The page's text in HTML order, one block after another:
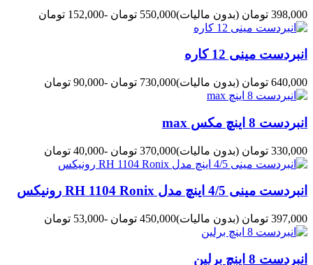
398,000 تومان (بدون مالیات)550,000 تومان -152,000 تومان
انبردست مینی 12 کاره
640,000 تومان (بدون مالیات)730,000 تومان -90,000 تومان
انبردست 8 اینچ مکس max
330,000 تومان (بدون مالیات)370,000 تومان -40,000 تومان
انبردست مینی 4/5 اینچ مدل RH 1104 Ronix رونیکس
397,000 تومان (بدون مالیات)450,000 تومان -53,000 تومان
انبردست 8 اینچ برلین